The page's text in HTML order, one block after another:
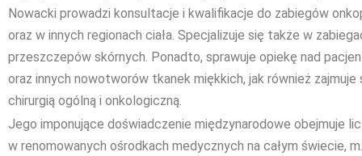
Nowacki prowadzi konsultacje i kwalifikacje do zabiegów
oraz w innych regionach ciała. Specjalizuje się także w
przeszczepów skórnych. Ponadto, sprawuje opiekę nad
oraz innych nowotworów tkanek miękkich, jak również
chirurgią ogólną i onkologiczną.
Jego imponujące doświadczenie międzynarodowe obejmuje
w renomowanych ośrodkach medycznych na całym świecie,